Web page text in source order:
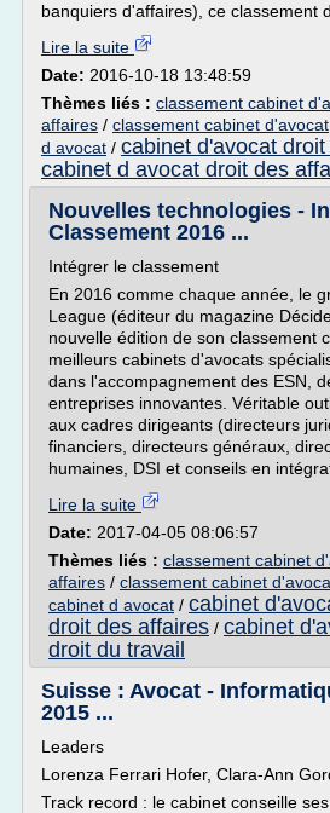
banquiers d'affaires), ce classement
Lire la suite
Date: 2016-10-18 13:48:59
Thèmes liés : classement cabinet
affaires / classement cabinet d'avocat
d avocat / cabinet d'avocat
cabinet d avocat droit des
Nouvelles technologies -
Classement 2016 ...
Intégrer le classement
En 2016 comme chaque année, le
League (éditeur du magazine
nouvelle édition de son classement
meilleurs cabinets d'avocats
dans l'accompagnement des ESN,
entreprises innovantes. Véritable
aux cadres dirigeants (directeurs
financiers, directeurs généraux,
humaines, DSI et conseils en
Lire la suite
Date: 2017-04-05 08:06:57
Thèmes liés : classement cabinet
affaires / classement cabinet
cabinet d avocat / cabinet
droit des affaires / cabinet
droit du travail
Suisse : Avocat -
2015 ...
Leaders
Lorenza Ferrari Hofer, Clara-Ann
Track record : le cabinet conseille